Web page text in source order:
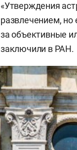
«Утверждения
развлечением,
за объективные
заключили в РАН.